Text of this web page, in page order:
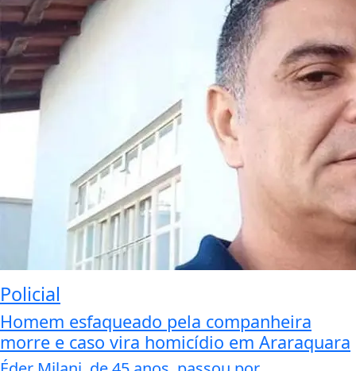
Policial
Homem esfaqueado pela companheira
morre e caso vira homicídio em Araraquara